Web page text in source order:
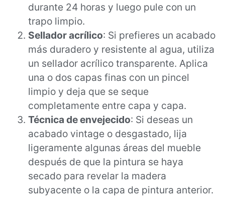
durante 24 horas y luego pule con un
trapo limpio.
Sellador acrílico: Si prefieres un acabado
más duradero y resistente al agua, utiliza
un sellador acrílico transparente. Aplica
una o dos capas finas con un pincel
limpio y deja que se seque
completamente entre capa y capa.
Técnica de envejecido: Si deseas un
acabado vintage o desgastado, lija
ligeramente algunas áreas del mueble
después de que la pintura se haya
secado para revelar la madera
subyacente o la capa de pintura anterior.